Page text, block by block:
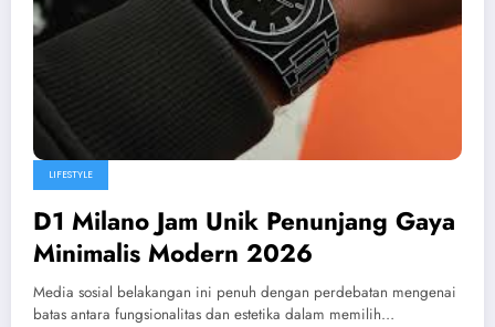
LIFESTYLE
D1 Milano Jam Unik Penunjang Gaya
Minimalis Modern 2026
Media sosial belakangan ini penuh dengan perdebatan mengenai
batas antara fungsionalitas dan estetika dalam memilih…